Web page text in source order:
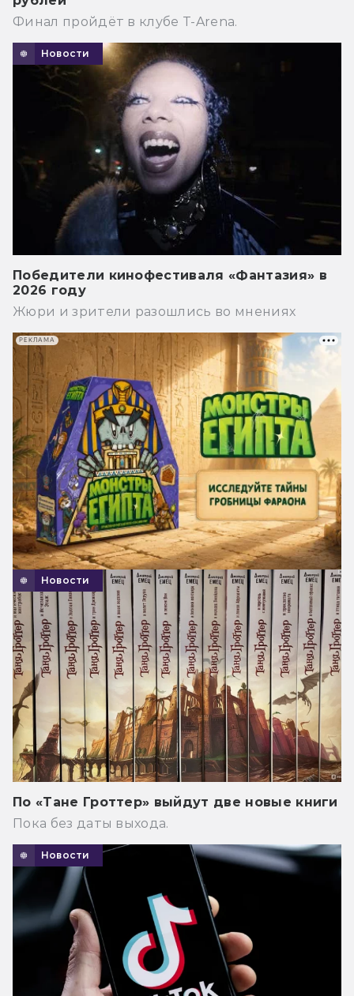
Финал пройдёт в клубе T-Arena.
Новости
Победители кинофестиваля «Фантазия» в
2026 году
Жюри и зрители разошлись во мнениях
Новости
По «Тане Гроттер» выйдут две новые книги
Пока без даты выхода.
Новости
РЕКЛАМА